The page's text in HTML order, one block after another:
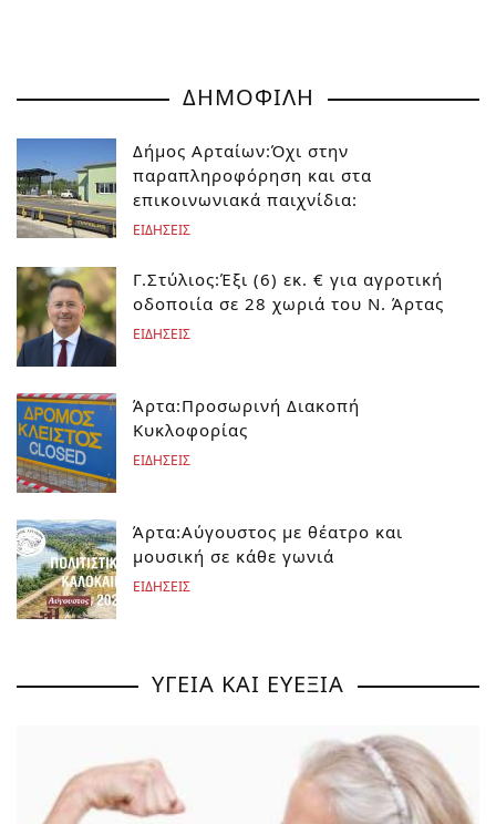
ΔΗΜΟΦΙΛΗ
Δήμος Αρταίων:Όχι στην
παραπληροφόρηση και στα
επικοινωνιακά παιχνίδια:
ΕΙΔΗΣΕΙΣ
Γ.Στύλιος:Έξι (6) εκ. € για αγροτική
οδοποιία σε 28 χωριά του Ν. Άρτας
ΕΙΔΗΣΕΙΣ
Άρτα:Προσωρινή Διακοπή
Κυκλοφορίας
ΕΙΔΗΣΕΙΣ
Άρτα:Αύγουστος με θέατρο και
μουσική σε κάθε γωνιά
ΕΙΔΗΣΕΙΣ
ΥΓΕΙΑ ΚΑΙ ΕΥΕΞΙΑ